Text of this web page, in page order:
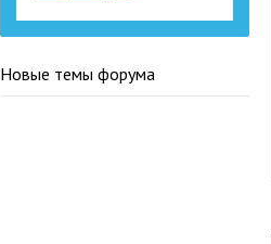
Новые темы форума